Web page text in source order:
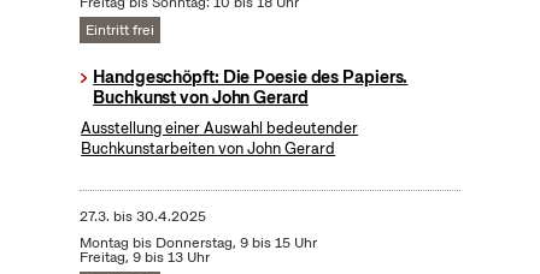
Eintritt frei
Handgeschöpft: Die Poesie des Papiers.
Buchkunst von John Gerard
Ausstellung einer Auswahl bedeutender
Buchkunstarbeiten von John Gerard
27.3. bis30.4.2025
Montag bis Donnerstag, 9 bis 15 Uhr
Freitag, 9 bis 13 Uhr